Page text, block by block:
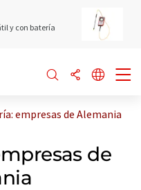
y con batería
empresas de Alemania
de